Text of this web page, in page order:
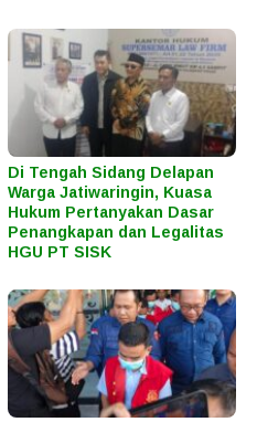
Di Tengah Sidang Delapan
Warga Jatiwaringin, Kuasa
Hukum Pertanyakan Dasar
Penangkapan dan Legalitas
HGU PT SISK